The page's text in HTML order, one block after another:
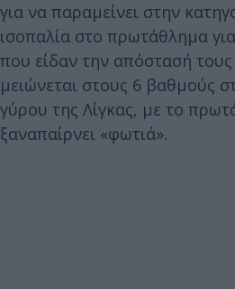
για να παραμείνει στην
ισοπαλία στο πρωτάθλημα
που είδαν την απόστασή
μειώνεται στους 6 βαθμούς
γύρου της Λίγκας, με το
ξαναπαίρνει «φωτιά».